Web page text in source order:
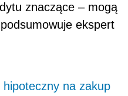
znaczące – mogą
ekspert
na zakup